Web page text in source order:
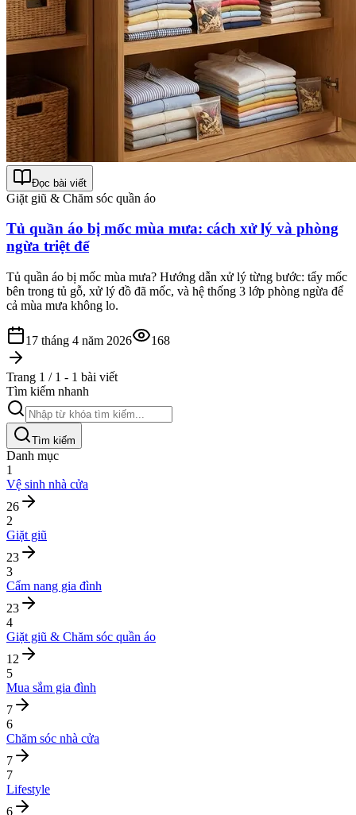
Đọc bài viết
Giặt giũ & Chăm sóc quần áo
Tủ quần áo bị mốc mùa mưa: cách xử lý và phòng
ngừa triệt để
Tủ quần áo bị mốc mùa mưa? Hướng dẫn xử lý từng bước: tẩy mốc
bên trong tủ gỗ, xử lý đồ đã mốc, và hệ thống 3 lớp phòng ngừa để
cả mùa mưa không lo.
17 tháng 4 năm 2026 168
Trang 1 / 1 - 1 bài viết
Tìm kiếm nhanh
Tìm kiếm
Danh mục
1
Vệ sinh nhà cửa
26
2
Giặt giũ
23
3
Cẩm nang gia đình
23
4
Giặt giũ & Chăm sóc quần áo
12
5
Mua sắm gia đình
7
6
Chăm sóc nhà cửa
7
7
Lifestyle
6